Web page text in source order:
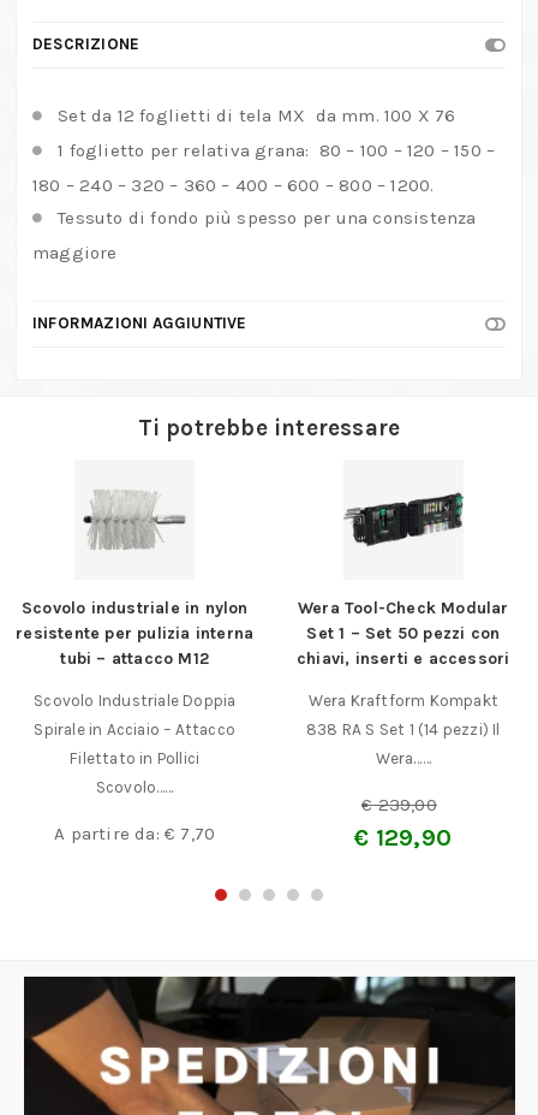
DESCRIZIONE
Set da 12 foglietti di tela MX da mm. 100 X 76
1 foglietto per relativa grana: 80 – 100 – 120 – 150 –
180 – 240 – 320 – 360 – 400 – 600 – 800 – 1200.
Tessuto di fondo più spesso per una consistenza
maggiore
INFORMAZIONI AGGIUNTIVE
Ti potrebbe interessare
Scovolo industriale in nylon
resistente per pulizia interna
tubi – attacco M12
Scovolo Industriale Doppia
Spirale in Acciaio – Attacco
Filettato in Pollici
Scovolo……
A partire da:€ 7,70
Wera Tool-Check Modular
Set 1 – Set 50 pezzi con
chiavi, inserti e accessori
Wera Kraftform Kompakt
838 RA S Set 1 (14 pezzi) Il
Wera……
€239,00
€ 129,90